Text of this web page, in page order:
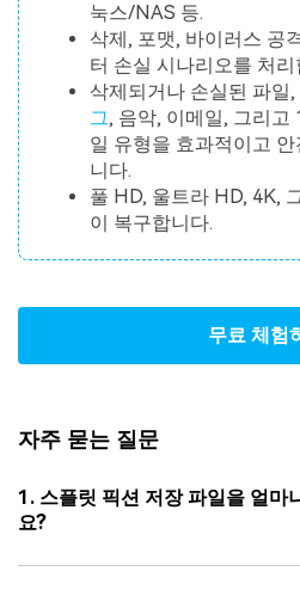
눅스/NAS 등.
삭제, 포맷, 바이러스 공
터 손실 시나리오를 처리
삭제되거나 손실된 파일
그, 음악, 이메일, 그리고
일 유형을 효과적이고
니다.
풀 HD, 울트라 HD, 4K,
이 복구합니다.
무료 체험
자주 묻는 질문
1. 스플릿 픽션 저장 파일을 얼마
요?